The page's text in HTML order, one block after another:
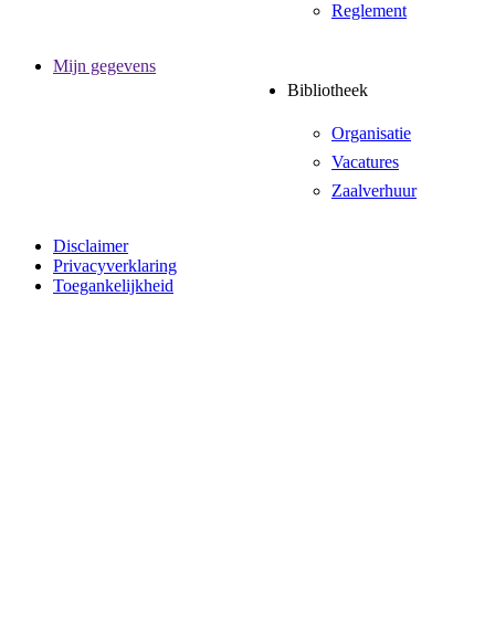
Reglement
Mijn gegevens
Bibliotheek
Organisatie
Vacatures
Zaalverhuur
Disclaimer
Privacyverklaring
Toegankelijkheid